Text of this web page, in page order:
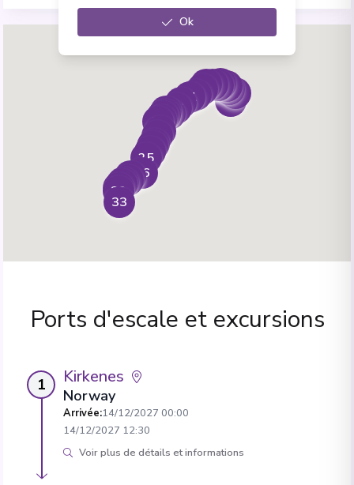
12
3
4
5
6
10
11
12
13
24
25
26
29
30
31
32
33
Ports d'escale et excursions
1 Kirkenes
Norway
Arrivée:14/12/2027 00:00
14/12/2027 12:30
Voir plus de détails et informations
Ok